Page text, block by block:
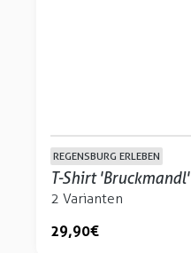
REGENSBURG ERLEBEN
T-Shirt 'Bruckmandl'
2 Varianten
29,90 €